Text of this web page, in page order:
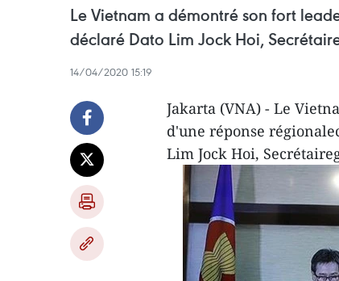
Le Vietnam a démontré son fort
déclaré Dato Lim Jock Hoi,
14/04/2020 15:19
Jakarta (VNA) - Le
d'une réponse
Lim Jock Hoi,